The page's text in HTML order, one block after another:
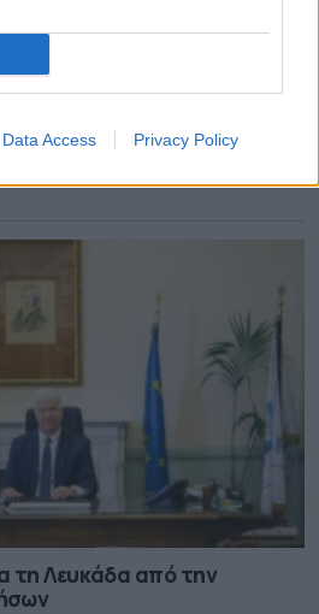
Data Access Privacy Policy
Χορών» στο
τη Λευκάδα από την